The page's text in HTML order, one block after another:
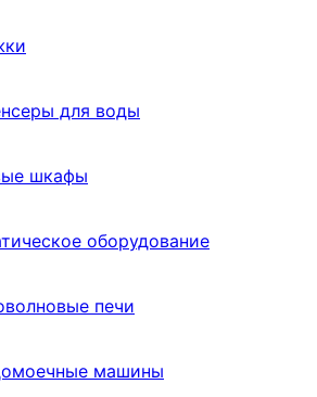
для воды
шкафы
оборудование
печи
машины